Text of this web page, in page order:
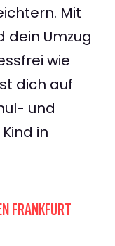
Mit
dein Umzug
wie
dich auf
und
in
FRANKFURT